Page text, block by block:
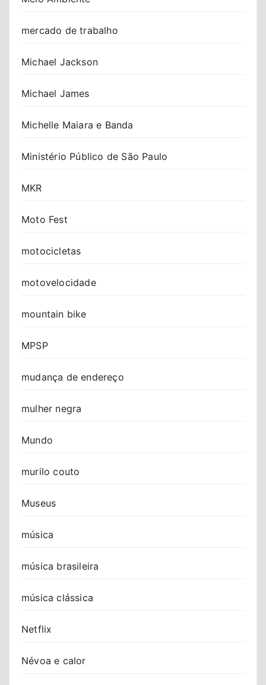
mercado de trabalho
Michael Jackson
Michael James
Michelle Maiara e Banda
Ministério Público de São Paulo
MKR
Moto Fest
motocicletas
motovelocidade
mountain bike
MPSP
mudança de endereço
mulher negra
Mundo
murilo couto
Museus
música
música brasileira
música clássica
Netflix
Névoa e calor